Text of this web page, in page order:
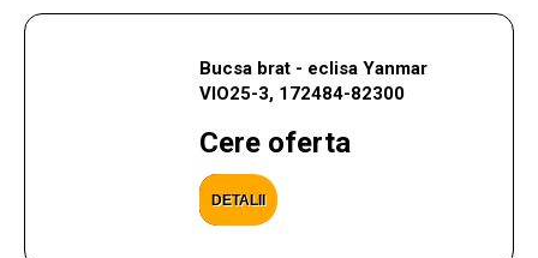
Bucsa brat - eclisa Yanmar
VIO25-3, 172484-82300
Cere oferta
DETALII